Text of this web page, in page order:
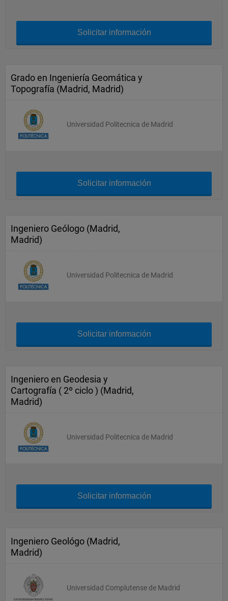
Solicitar información
Grado en Ingeniería Geomática y
Topografía (Madrid, Madrid)
Universidad Politecnica de Madrid
Solicitar información
Ingeniero Geólogo (Madrid,
Madrid)
Universidad Politecnica de Madrid
Solicitar información
Ingeniero en Geodesia y
Cartografía ( 2º ciclo ) (Madrid,
Madrid)
Universidad Politecnica de Madrid
Solicitar información
Ingeniero Geológo (Madrid,
Madrid)
Universidad Complutense de Madrid